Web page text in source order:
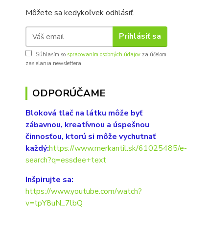
Môžete sa kedykoľvek odhlásiť.
Prihlásiť sa
Súhlasím so spracovaním osobných údajov za účelom
zasielania newslettera.
ODPORÚČAME
Bloková tlač na látku môže byť
zábavnou, kreatívnou a úspešnou
činnosťou, ktorú si môže vychutnať
každý:https://www.merkantil.sk/61025485/e-
search?q=essdee+text
Inšpirujte sa:
https://www.youtube.com/watch?
v=tpY8uN_7lbQ